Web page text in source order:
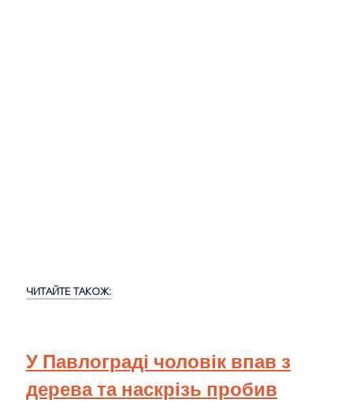
ЧИТАЙТЕ ТАКОЖ:
У Павлограді чоловік впав з
дерева та наскрізь пробив